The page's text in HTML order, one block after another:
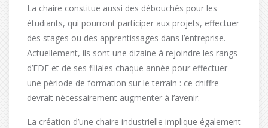
La chaire constitue aussi des débouchés pour les
étudiants, qui pourront participer aux projets, effectuer
des stages ou des apprentissages dans l’entreprise.
Actuellement, ils sont une dizaine à rejoindre les rangs
d’EDF et de ses filiales chaque année pour effectuer
une période de formation sur le terrain : ce chiffre
devrait nécessairement augmenter à l’avenir.
La création d’une chaire industrielle implique également